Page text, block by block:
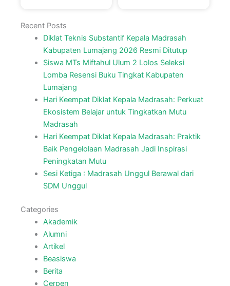
Recent Posts
Diklat Teknis Substantif Kepala Madrasah
Kabupaten Lumajang 2026 Resmi Ditutup
Siswa MTs Miftahul Ulum 2 Lolos Seleksi
Lomba Resensi Buku Tingkat Kabupaten
Lumajang
Hari Keempat Diklat Kepala Madrasah: Perkuat
Ekosistem Belajar untuk Tingkatkan Mutu
Madrasah
Hari Keempat Diklat Kepala Madrasah: Praktik
Baik Pengelolaan Madrasah Jadi Inspirasi
Peningkatan Mutu
Sesi Ketiga : Madrasah Unggul Berawal dari
SDM Unggul
Categories
Akademik
Alumni
Artikel
Beasiswa
Berita
Cerpen